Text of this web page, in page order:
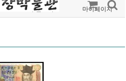
주문조회 마이페이지